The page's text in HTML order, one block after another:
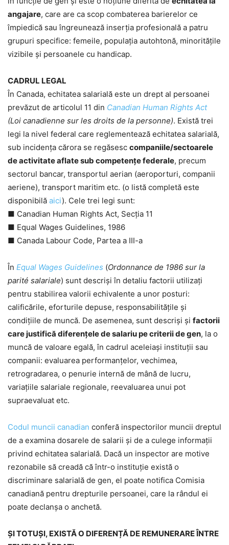
angajare, care are ca scop combaterea barierelor ce
împiedică sau îngreunează inserția profesională a patru
grupuri specifice: femeile, populația autohtonă, minoritățile
vizibile și persoanele cu handicap.
CADRUL LEGAL
În Canada, echitatea salarială este un drept al persoanei
prevăzut de articolul 11 din Canadian Human Rights Act
(Loi canadienne sur les droits de la personne). Există trei
legi la nivel federal care reglementează echitatea salarială,
sub incidența cărora se regăsesc companiile/sectoarele
de activitate aflate sub competențe federale, precum
sectorul bancar, transportul aerian (aeroporturi, companii
aeriene), transport maritim etc. (o listă completă este
disponibilă aici). Cele trei legi sunt:
■ Canadian Human Rights Act, Secția 11
■ Equal Wages Guidelines, 1986
■ Canada Labour Code, Partea a III-a
În Equal Wages Guidelines (Ordonnance de 1986 sur la
parité salariale) sunt descriși în detaliu factorii utilizați
pentru stabilirea valorii echivalente a unor posturi:
calificările, eforturile depuse, responsabilitățile și
condițiile de muncă. De asemenea, sunt descriși și factorii
care justifică diferențele de salariu pe criterii de gen, la o
muncă de valoare egală, în cadrul aceleiași instituții sau
companii: evaluarea performanțelor, vechimea,
retrogradarea, o penurie internă de mână de lucru,
variațiile salariale regionale, reevaluarea unui pot
supraevaluat etc.
Codul muncii canadian conferă inspectorilor muncii dreptul
de a examina dosarele de salarii și de a culege informații
privind echitatea salarială. Dacă un inspector are motive
rezonabile să creadă că într-o instituție există o
discriminare salarială de gen, el poate notifica Comisia
canadiană pentru drepturile persoanei, care la rândul ei
poate declanșa o anchetă.
ȘI TOTUȘI, EXISTĂ O DIFERENȚĂ DE REMUNERARE ÎNTRE